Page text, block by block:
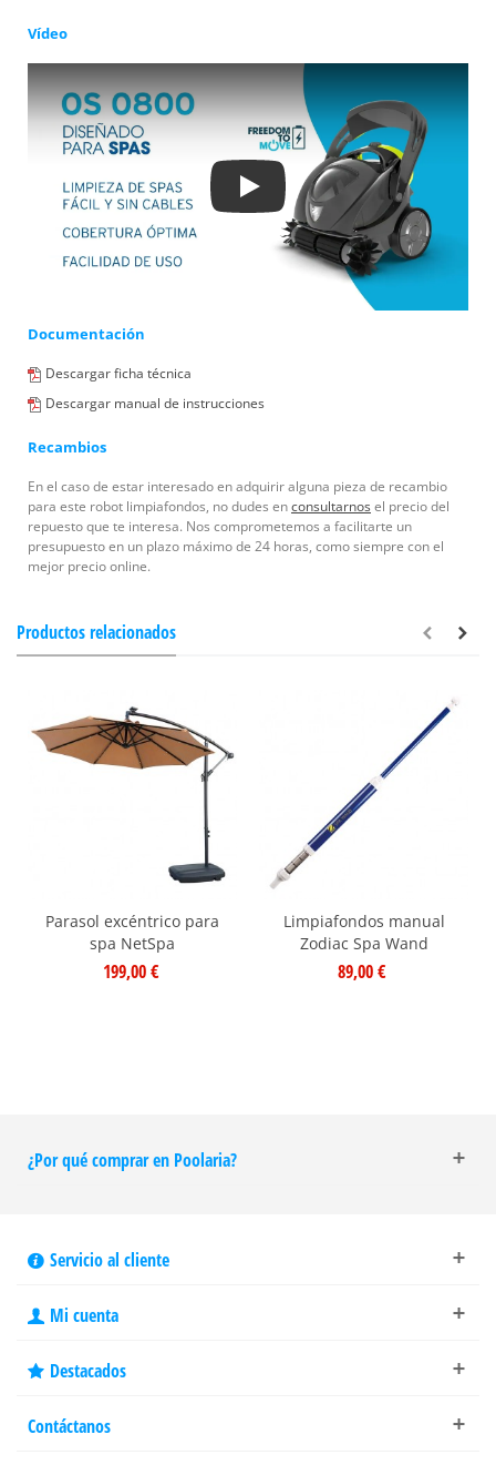
Vídeo
Play
Documentación
Descargar ficha técnica
Descargar manual de instrucciones
Recambios
En el caso de estar interesado en adquirir alguna pieza de recambio
para este robot limpiafondos, no dudes enconsultarnosel precio del
repuesto que te interesa. Nos comprometemos a facilitarte un
presupuesto en un plazo máximo de 24 horas, como siempre con el
mejor precio online.
Productos relacionados
Parasol excéntrico para
spa NetSpa
199,00 €
Limpiafondos manual
Zodiac Spa Wand
89,00 €
¿Por qué comprar en Poolaria?
Servicio al cliente
Mi cuenta
Destacados
Contáctanos